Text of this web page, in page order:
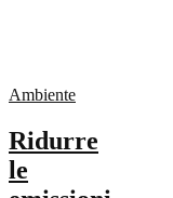
Ambiente
Ridurre
le